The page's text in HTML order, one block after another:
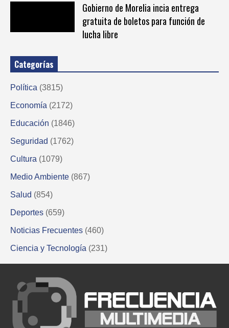
Gobierno de Morelia incia entrega
gratuita de boletos para función de
lucha libre
Categorías
Política (3815)
Economía (2172)
Educación (1846)
Seguridad (1762)
Cultura (1079)
Medio Ambiente (867)
Salud (854)
Deportes (659)
Noticias Frecuentes (460)
Ciencia y Tecnología (231)